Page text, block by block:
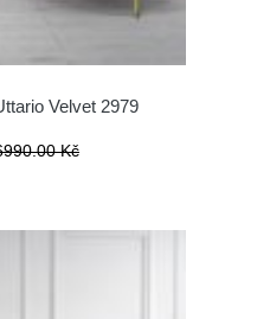
Velvet 2979
Kč